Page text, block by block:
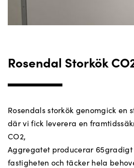
Rosendal Storkök
Rosendals storkök genomgick en
där vi fick leverera en
CO2,
Aggregatet producerar
fastigheten och täcker hela